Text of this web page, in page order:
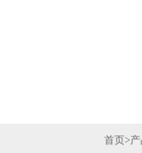
首页>